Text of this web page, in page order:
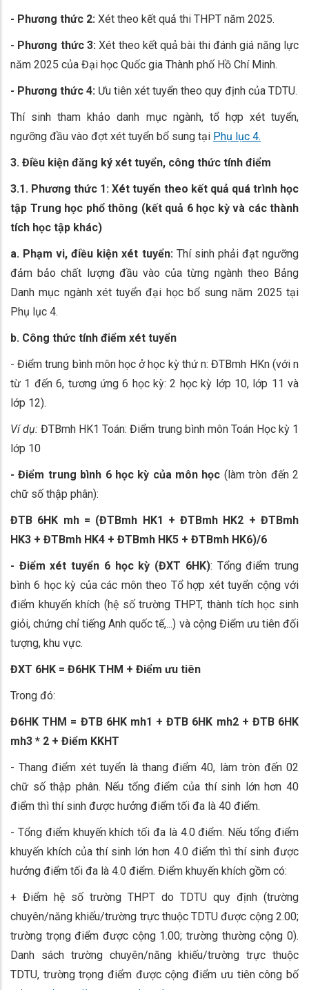
- Phương thức 2: Xét theo kết quả thi THPT năm 2025.
- Phương thức 3:Xét theo kết quả bài thi đánh giá năng lực
năm 2025 của Đại học Quốc gia Thành phố Hồ Chí Minh.
- Phương thức 4: Ưu tiên xét tuyển theo quy định của TDTU.
Thí sinh tham khảo danh mục ngành, tổ hợp xét tuyển,
ngưỡng đầu vào đợt xét tuyển bổ sung tại Phụ lục 4.
3. Điều kiện đăng ký xét tuyển, công thức tính điểm
3.1. Phương thức 1: Xét tuyển theo kết quả quá trình học
tập Trung học phổ thông (kết quả 6 học kỳ và các thành
tích học tập khác)
a. Phạm vi, điều kiện xét tuyển: Thí sinh phải đạt ngưỡng
đảm bảo chất lượng đầu vào của từng ngành theo Bảng
Danh mục ngành xét tuyển đại học bổ sung năm 2025 tại
Phụ lục 4.
b. Công thức tính điểm xét tuyển
- Điểm trung bình môn học ở học kỳ thứ n: ĐTBmh HKn (với n
từ 1 đến 6, tương ứng 6 học kỳ: 2 học kỳ lớp 10, lớp 11 và
lớp 12).
Ví dụ: ĐTBmh HK1 Toán: Điểm trung bình môn Toán Học kỳ 1
lớp 10
- Điểm trung bình 6 học kỳ của môn học (làm tròn đến 2
chữ số thập phân):
ĐTB 6HK mh = (ĐTBmh HK1 + ĐTBmh HK2 + ĐTBmh
HK3 + ĐTBmh HK4 + ĐTBmh HK5 + ĐTBmh HK6)/6
- Điểm xét tuyển 6 học kỳ (ĐXT 6HK): Tổng điểm trung
bình 6 học kỳ của các môn theo Tổ hợp xét tuyển cộng với
điểm khuyến khích (hệ số trường THPT, thành tích học sinh
giỏi, chứng chỉ tiếng Anh quốc tế,...) và cộng Điểm ưu tiên đối
tượng, khu vực.
ĐXT 6HK = Đ6HK THM + Điểm ưu tiên
Trong đó:
Đ6HKTHM = ĐTB 6HK mh1 + ĐTB 6HK mh2 + ĐTB 6HK
mh3 * 2 + Điểm KKHT
- Thang điểm xét tuyển là thang điểm 40, làm tròn đến 02
chữ số thập phân. Nếu tổng điểm của thí sinh lớn hơn 40
điểm thì thí sinh được hưởng điểm tối đa là 40 điểm.
- Tổng điểm khuyến khích tối đa là 4.0 điểm. Nếu tổng điểm
khuyến khích của thí sinh lớn hơn 4.0 điểm thì thí sinh được
hưởng điểm tối đa là 4.0 điểm. Điểm khuyến khích gồm có:
+ Điểm hệ số trường THPT do TDTU quy định (trường
chuyên/năng khiếu/trường trực thuộc TDTU được cộng 2.00;
trường trọng điểm được cộng 1.00; trường thường cộng 0).
Danh sách trường chuyên/năng khiếu/trường trực thuộc
TDTU, trường trọng điểm được cộng điểm ưu tiên công bố